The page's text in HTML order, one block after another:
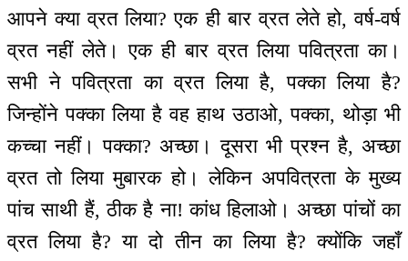
आपने क्या व्रत लिया? एक ही बार व्रत लेते हो, वर्ष-वर्ष
व्रत नहीं लेते। एक ही बार व्रत लिया पवित्रता का।
सभी ने पवित्रता का व्रत लिया है, पक्का लिया है?
जिन्होंने पक्का लिया है वह हाथ उठाओ, पक्का, थोड़ा भी
कच्चा नहीं। पक्का? अच्छा। दूसरा भी प्रश्न है, अच्छा
व्रत तो लिया मुबारक हो। लेकिन अपवित्रता के मुख्य
पांच साथी हैं, ठीक है ना! कांध हिलाओ। अच्छा पांचों का
व्रत लिया है? या दो तीन का लिया है? क्योंकि जहाँ